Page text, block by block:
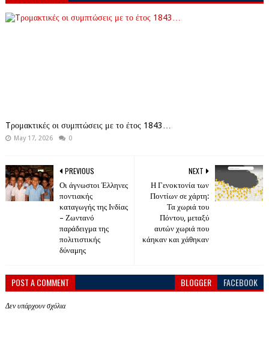
Tρομακτικές οι συμπτώσεις με το έτος 1843…
May 17, 2026 0
NEXT
Η Γενοκτονία των
Ποντίων σε χάρτη:
Τα χωριά του
Πόντου, μεταξύ
αυτών χωριά που
κάηκαν και χάθηκαν
PREVIOUS
Οι άγνωστοι Έλληνες
ποντιακής
καταγωγής της Ινδίας
– Ζωντανό
παράδειγμα της
πολιτιστικής
δύναμης
POST A COMMENT BLOGGER FACEBOOK
Δεν υπάρχουν σχόλια